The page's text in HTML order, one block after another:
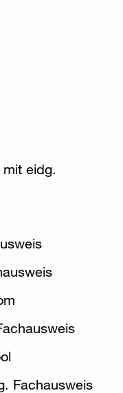
eidg.
Fachausweis